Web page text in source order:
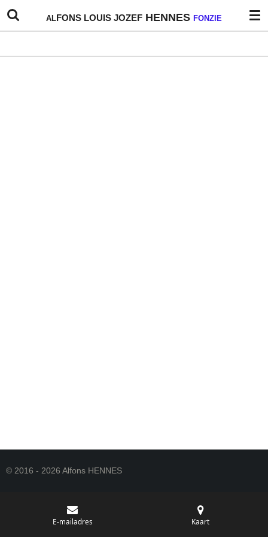
Ga
direct
de
ALFONS LOUIS JOZEF HENNES FONZIE
© 2016 - 2026 Alfons HENNES
E-mailadres Kaart